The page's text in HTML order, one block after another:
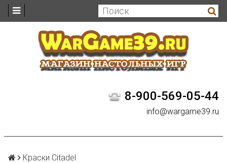
8-900-569-05-44
info@wargame39.ru
Краски Citadel